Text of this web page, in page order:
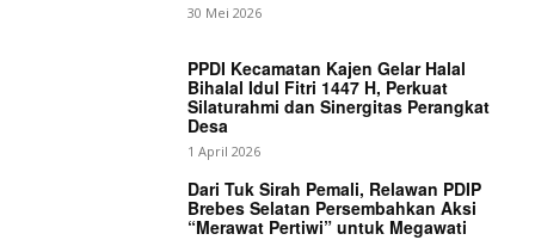
30 Mei 2026
PPDI Kecamatan Kajen Gelar Halal
Bihalal Idul Fitri 1447 H, Perkuat
Silaturahmi dan Sinergitas Perangkat
Desa
1 April 2026
Dari Tuk Sirah Pemali, Relawan PDIP
Brebes Selatan Persembahkan Aksi
“Merawat Pertiwi” untuk Megawati